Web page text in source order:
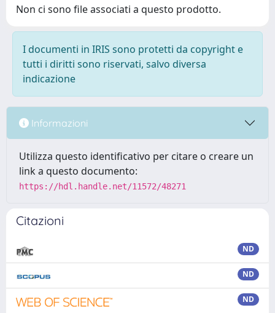
Non ci sono file associati a questo prodotto.
I documenti in IRIS sono protetti da copyright e
tutti i diritti sono riservati, salvo diversa
indicazione
Informazioni
Utilizza questo identificativo per citare o creare un
link a questo documento:
https://hdl.handle.net/11572/48271
Citazioni
ND
ND
ND